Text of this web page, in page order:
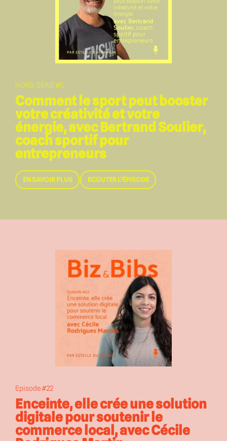
HORS-SÉRIE #5
Comment le sport peut booster
votre créativité et votre
énergie, avec Bertrand Soulier,
coach sportif pour
entrepreneurs
On a tous connu ce moment où on se sent raplapla, où
l’énergie et la forme nous manquent… et où le sport
santé, la créativité, et l’énergie des entrepreneurs que
j’ai invité Bertrand Soulier, coach sportif et
podcasteur (KM42, KM350, Retrouve la Forme).
Ancien sédentaire devenu passionné de course,
Bertrand nous explique comment bouger malgré un
emploi du temps chargé. Dans cet épisode, il nous
livre des conseils pratiques pour intégrer le sport au
quotidien, améliorer sa forme physique et mentale, et
même partager ces moments avec ses enfants. Un
EN SAVOIR PLUS ECOUTER L’ÉPISODE
Episode #22
Enceinte, elle crée une solution
digitale pour soutenir le
commerce local, avec Cécile